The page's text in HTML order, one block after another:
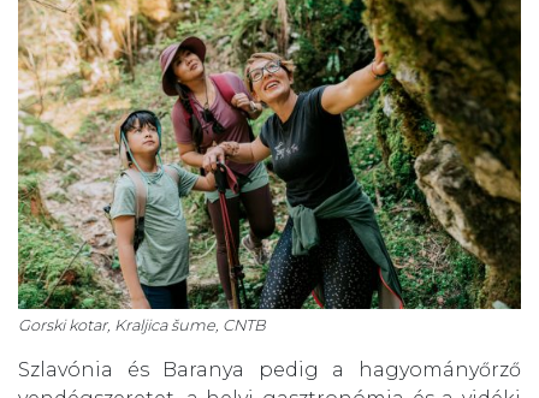
Gorski kotar, Kraljica šume, CNTB
Szlavónia és Baranya pedig a hagyományőrző